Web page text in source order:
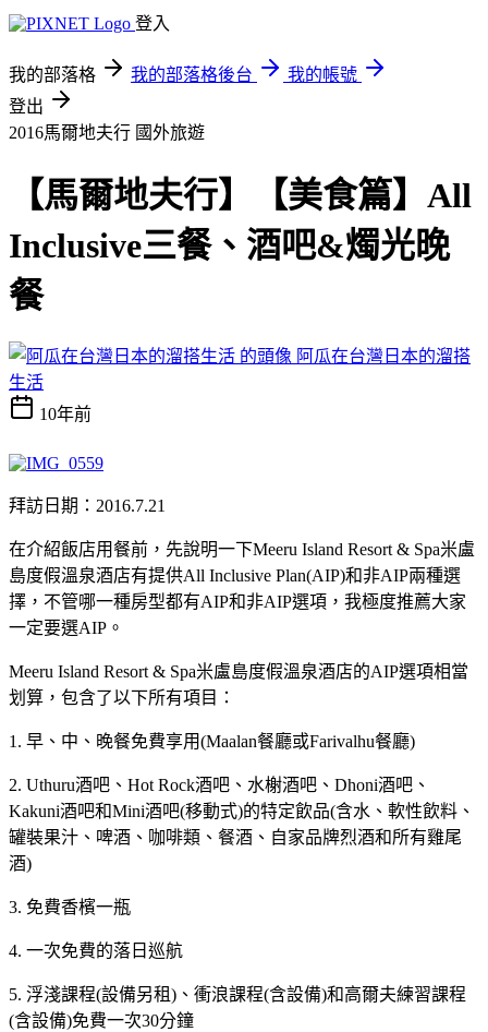
登入
我的部落格 我的部落格後台
我的帳號
登出
2016馬爾地夫行 國外旅遊
【馬爾地夫行】【美食篇】All
Inclusive三餐、酒吧&燭光晚
餐
阿瓜在台灣日本的溜搭
生活
10年前
拜訪日期：2016.7.21
在介紹飯店用餐前，先說明一下Meeru Island Resort & Spa米盧
島度假溫泉酒店有提供All Inclusive Plan(AIP)和非AIP兩種選
擇，不管哪一種房型都有AIP和非AIP選項，我極度推薦大家
一定要選AIP。
Meeru Island Resort & Spa米盧島度假溫泉酒店的AIP選項相當
划算，包含了以下所有項目：
1. 早、中、晚餐免費享用(Maalan餐廳或Farivalhu餐廳)
2. Uthuru酒吧、Hot Rock酒吧、水榭酒吧、Dhoni酒吧、
Kakuni酒吧和Mini酒吧(移動式)的特定飲品(含水、軟性飲料、
罐裝果汁、啤酒、咖啡類、餐酒、自家品牌烈酒和所有雞尾
酒)
3. 免費香檳一瓶
4. 一次免費的落日巡航
5. 浮淺課程(設備另租)、衝浪課程(含設備)和高爾夫練習課程
(含設備)免費一次30分鐘